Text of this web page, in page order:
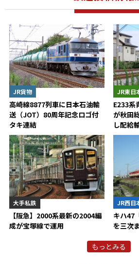
JR貨物
高崎線8877列車に日本石油輸
送（JOT）80周年記念ロゴ付
タキ連結
JR東日
E233系
が秋田
し配給
大手私鉄
【阪急】2000系最新の2004編
成が宝塚線で運用
JR西日
キハ47
を三次
もっとみる